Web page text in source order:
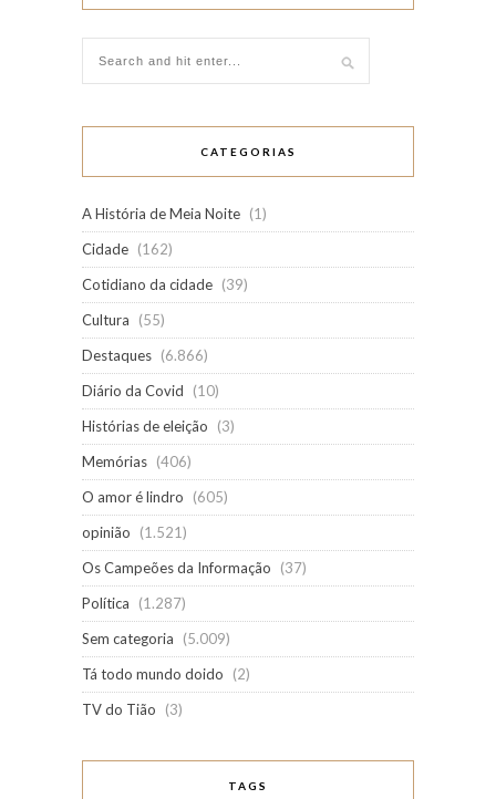
CATEGORIAS
A História de Meia Noite (1)
Cidade (162)
Cotidiano da cidade (39)
Cultura
(55)
Destaques (6.866)
Diário da Covid
(10)
Histórias de eleição
(3)
Memórias (406)
O amor é lindro
(605)
opinião
(1.521)
Os Campeões da Informação
(37)
Política
(1.287)
Sem categoria
(5.009)
Tá todo mundo doido
(2)
TV do Tião
(3)
TAGS